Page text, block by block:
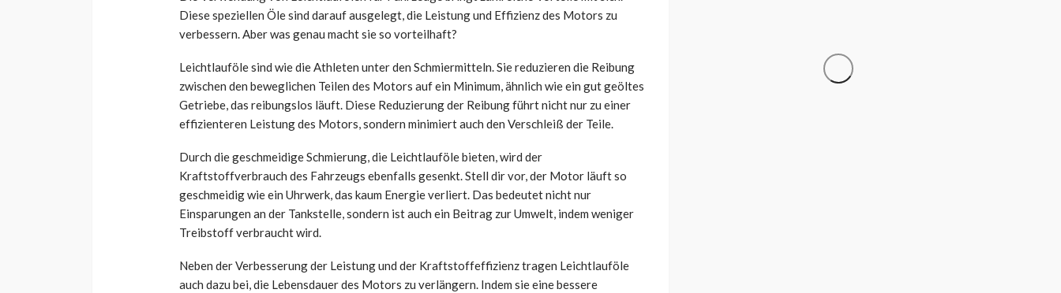
Diese speziellen Öle sind darauf ausgelegt, die Leistung und Effizienz des Motors zu
verbessern. Aber was genau macht sie so vorteilhaft?
Leichtlauföle sind wie die Athleten unter den Schmiermitteln. Sie reduzieren die Reibung
zwischen den beweglichen Teilen des Motors auf ein Minimum, ähnlich wie ein gut geöltes
Getriebe, das reibungslos läuft. Diese Reduzierung der Reibung führt nicht nur zu einer
effizienteren Leistung des Motors, sondern minimiert auch den Verschleiß der Teile.
Durch die geschmeidige Schmierung, die Leichtlauföle bieten, wird der
Kraftstoffverbrauch des Fahrzeugs ebenfalls gesenkt. Stell dir vor, der Motor läuft so
geschmeidig wie ein Uhrwerk, das kaum Energie verliert. Das bedeutet nicht nur
Einsparungen an der Tankstelle, sondern ist auch ein Beitrag zur Umwelt, indem weniger
Treibstoff verbraucht wird.
Neben der Verbesserung der Leistung und der Kraftstoffeffizienz tragen Leichtlauföle
auch dazu bei, die Lebensdauer des Motors zu verlängern. Indem sie eine bessere